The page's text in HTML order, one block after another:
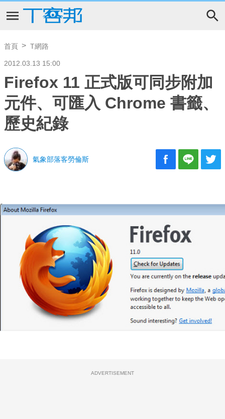
首頁 T網路
2012.03.13 15:00
Firefox 11 正式版可同步附加
元件、可匯入 Chrome 書籤、
歷史紀錄
氣象部落客勞倫斯
ADVERTISEMENT